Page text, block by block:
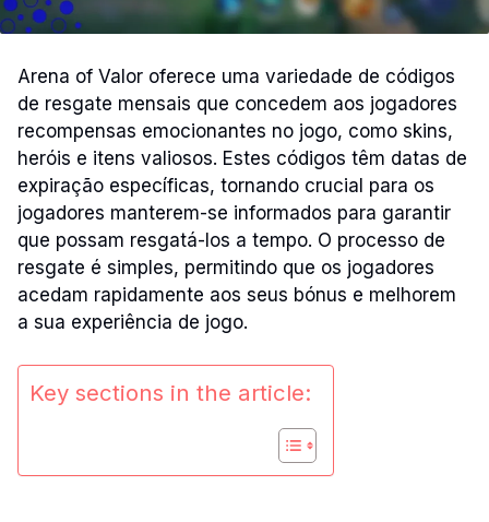
Arena of Valor oferece uma variedade de códigos
de resgate mensais que concedem aos jogadores
recompensas emocionantes no jogo, como skins,
heróis e itens valiosos. Estes códigos têm datas de
expiração específicas, tornando crucial para os
jogadores manterem-se informados para garantir
que possam resgatá-los a tempo. O processo de
resgate é simples, permitindo que os jogadores
acedam rapidamente aos seus bónus e melhorem
a sua experiência de jogo.
Key sections in the article: